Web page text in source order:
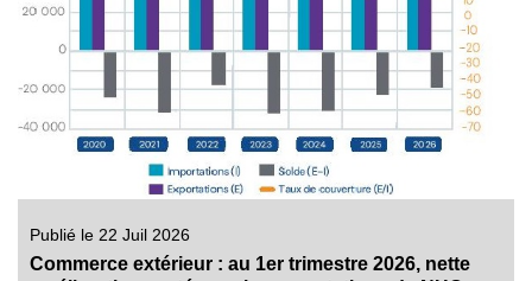
Publié le 22 Juil 2026
Commerce extérieur : au 1er trimestre 2026, nette